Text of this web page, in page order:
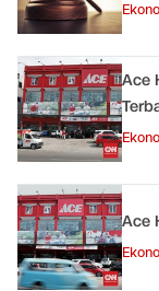
Ace
Ace